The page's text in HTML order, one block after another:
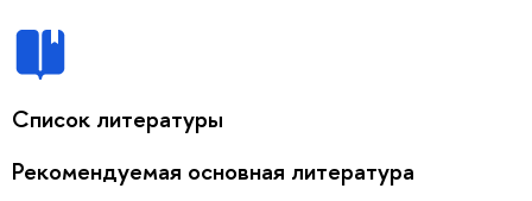
Список литературы
Рекомендуемая основная литература